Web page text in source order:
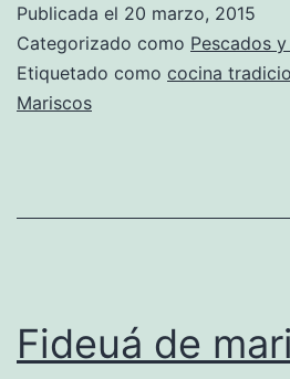
Publicada el 20 marzo, 2015
Categorizado como Pescados
Etiquetado como cocina
Mariscos
Fideuá de